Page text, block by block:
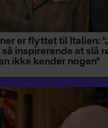
er flyttet til Italien:
så inspirerende at slå
ikke kender nogen"